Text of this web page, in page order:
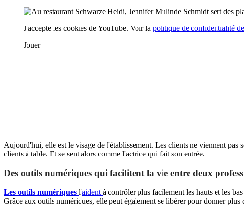
J'accepte les cookies de YouTube. Voir la politique de confidentialité
Jouer
Aujourd'hui, elle est le visage de l'établissement. Les clients ne viennent
clients à table. Et se sent alors comme l'actrice qui fait son entrée.
Des outils numériques qui facilitent la vie entre deux
Les outils numériques l'aident à contrôler plus facilement les hauts et les
Grâce aux outils numériques, elle peut également se libérer pour donner plus